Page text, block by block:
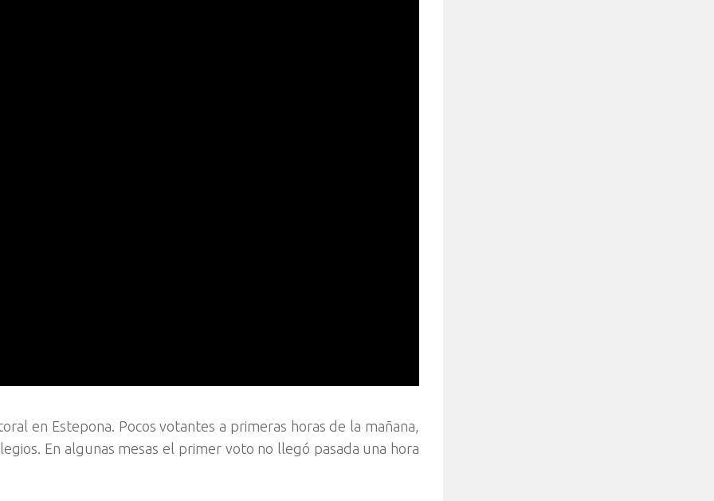
en Estepona. Pocos votantes a primeras horas de la mañana,
En algunas mesas el primer voto no llegó pasada una hora